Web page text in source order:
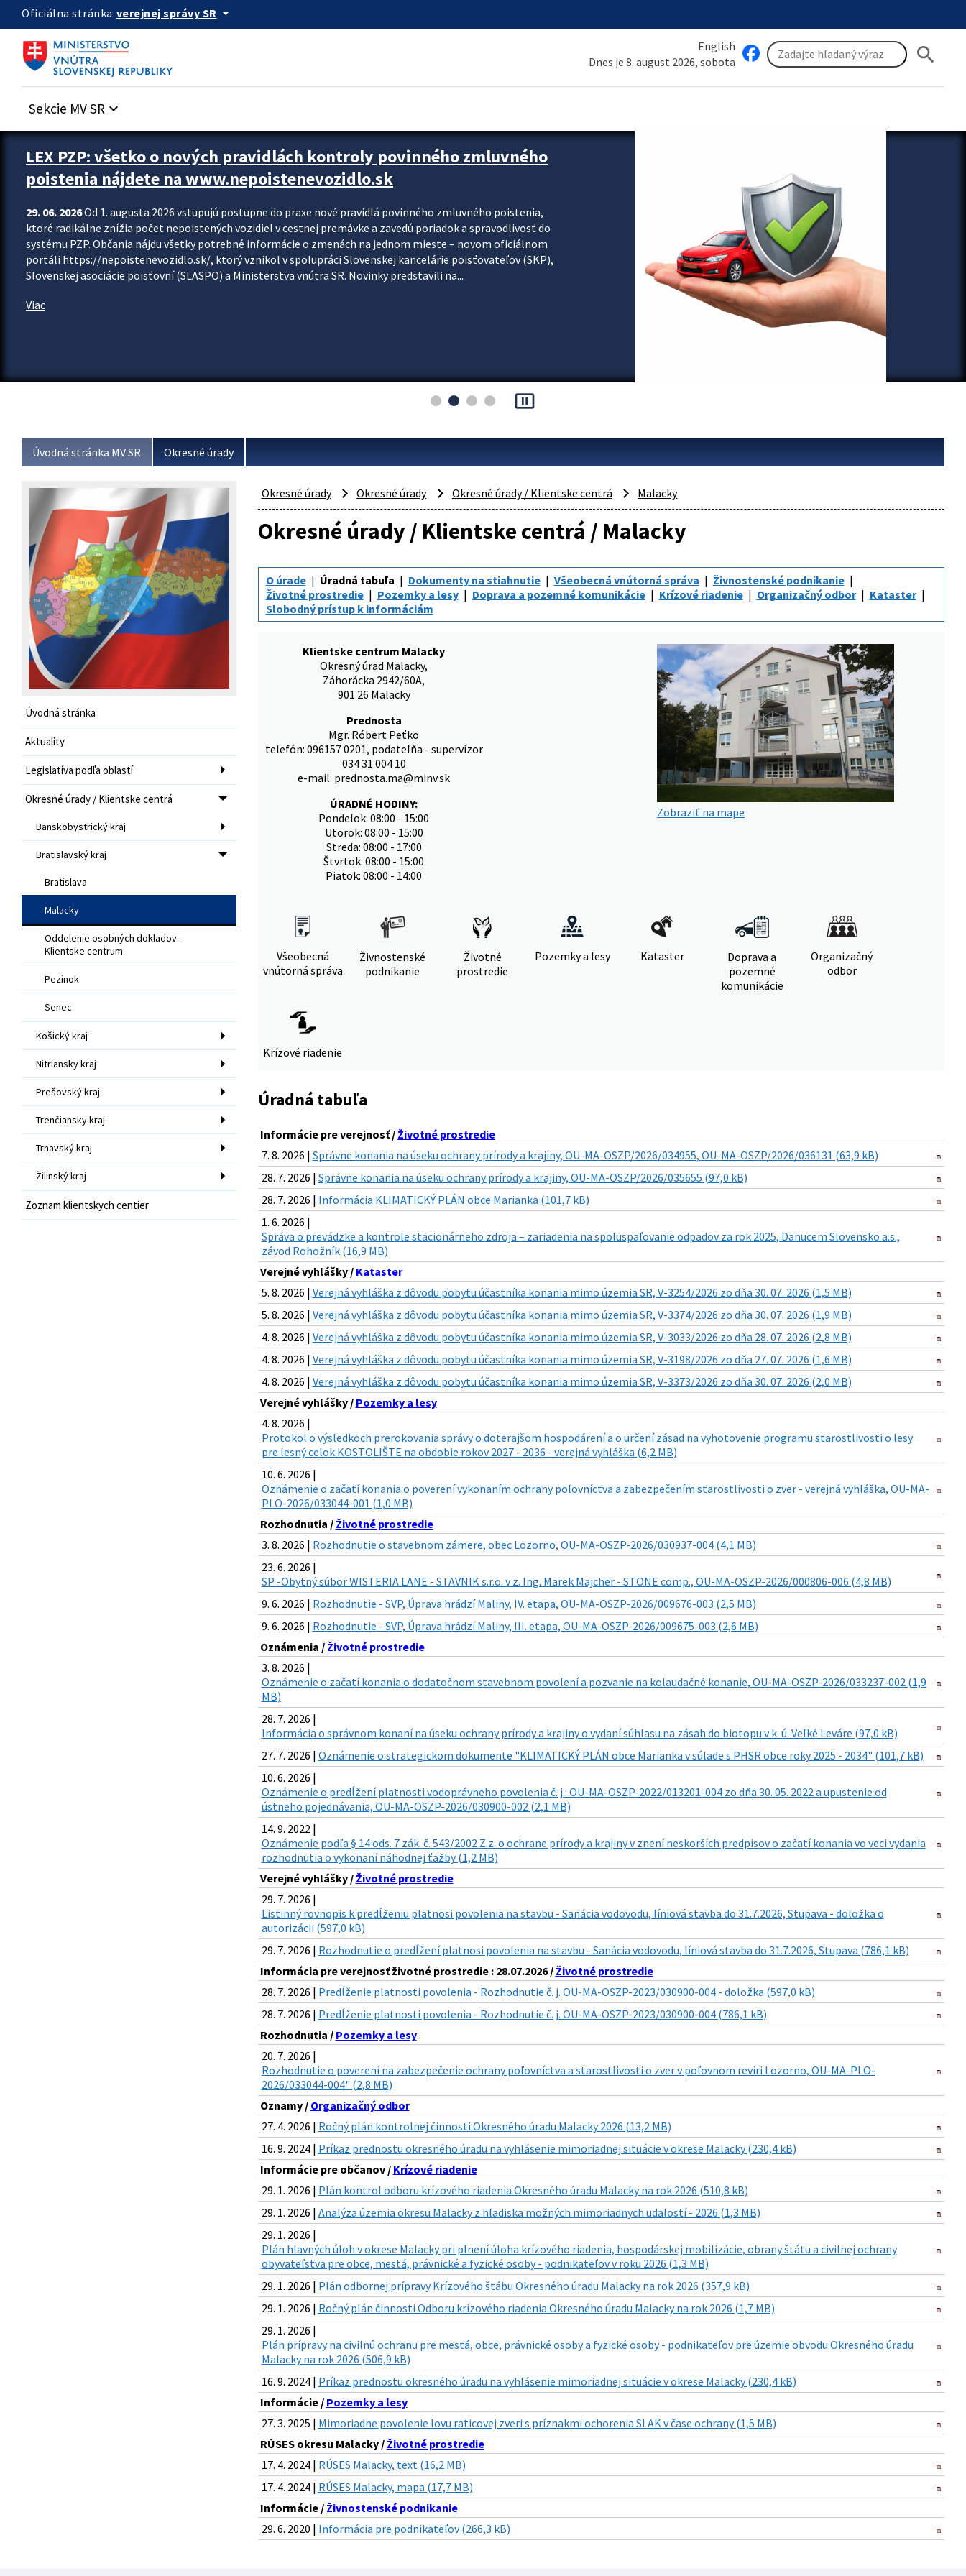
Preskocit na hlavný obsah
Oficiálna stránka verejnej správy SR arrow_drop_down
English
Dnes je 8. august 2026, sobota
search
Sekcie MV SR keyboard_arrow_down
Zastavit automatický posun upútavok
LEX PZP: všetko o nových pravidlách kontroly povinného zmluvného
poistenia nájdete na www.nepoistenevozidlo.sk
29. 06. 2026Od 1. augusta 2026 vstupujú postupne do praxe nové pravidlá povinného zmluvného poistenia,
ktoré radikálne znížia počet nepoistených vozidiel v cestnej premávke a zavedú poriadok a spravodlivosť do
systému PZP. Občania nájdu všetky potrebné informácie o zmenách na jednom mieste – novom oficiálnom
portáli https://nepoistenevozidlo.sk/, ktorý vznikol v spolupráci Slovenskej kancelárie poisťovateľov (SKP),
Slovenskej asociácie poisťovní (SLASPO) a Ministerstva vnútra SR. Novinky predstavili na...
Viac
pause_presentation
Úvodná stránka MV SR Okresné úrady
Úvodná stránka
Aktuality
Legislatíva podľa oblastí
Okresné úrady / Klientske centrá
Banskobystrický kraj
Bratislavský kraj
Bratislava
Malacky
Oddelenie osobných dokladov -
Klientske centrum
Pezinok
Senec
Košický kraj
Nitriansky kraj
Prešovský kraj
Trenčiansky kraj
Trnavský kraj
Žilinský kraj
Zoznam klientskych centier
Okresné úrady Okresné úrady Okresné úrady / Klientske centrá Malacky
Okresné úrady / Klientske centrá / Malacky
O úrade Úradná tabuľa Dokumenty na stiahnutie Všeobecná vnútorná správa
Živnostenské podnikanie
Životné prostredie
Pozemky a lesy Doprava a pozemné komunikácie Krízové riadenie Organizačný odbor
Kataster
Slobodný prístup k informáciám
Klientske centrum Malacky
Okresný úrad Malacky,
Záhorácka 2942/60A,
901 26 Malacky
Prednosta
Mgr. Róbert Peťko
telefón: 096157 0201, podateľňa - supervízor
034 31 004 10
e-mail: prednosta.ma@minv.sk
ÚRADNÉ HODINY:
Pondelok: 08:00 - 15:00
Utorok: 08:00 - 15:00
Streda: 08:00 - 17:00
Štvrtok: 08:00 - 15:00
Piatok: 08:00 - 14:00
Zobraziť na mape
Všeobecná
vnútorná správa
Živnostenské
podnikanie
Životné
prostredie
Pozemky a lesy Kataster
Doprava a
pozemné
komunikácie
Organizačný
odbor
Krízové riadenie
Úradná tabuľa
Informácie pre verejnosť / Životné prostredie
7. 8. 2026 | Správne konania na úseku ochrany prírody a krajiny, OU-MA-OSZP/2026/034955, OU-MA-OSZP/2026/036131 (63,9 kB)
28. 7. 2026 | Správne konania na úseku ochrany prírody a krajiny, OU-MA-OSZP/2026/035655 (97,0 kB)
28. 7. 2026 | Informácia KLIMATICKÝ PLÁN obce Marianka (101,7 kB)
1. 6. 2026 |
Správa o prevádzke a kontrole stacionárneho zdroja – zariadenia na spoluspaľovanie odpadov za rok 2025, Danucem Slovensko a.s.,
závod Rohožník (16,9 MB)
Verejné vyhlášky / Kataster
5. 8. 2026 | Verejná vyhláška z dôvodu pobytu účastníka konania mimo územia SR, V-3254/2026 zo dňa 30. 07. 2026 (1,5 MB)
5. 8. 2026 | Verejná vyhláška z dôvodu pobytu účastníka konania mimo územia SR, V-3374/2026 zo dňa 30. 07. 2026 (1,9 MB)
4. 8. 2026 | Verejná vyhláška z dôvodu pobytu účastníka konania mimo územia SR, V-3033/2026 zo dňa 28. 07. 2026 (2,8 MB)
4. 8. 2026 | Verejná vyhláška z dôvodu pobytu účastníka konania mimo územia SR, V-3198/2026 zo dňa 27. 07. 2026 (1,6 MB)
4. 8. 2026 | Verejná vyhláška z dôvodu pobytu účastníka konania mimo územia SR, V-3373/2026 zo dňa 30. 07. 2026 (2,0 MB)
Verejné vyhlášky / Pozemky a lesy
4. 8. 2026 |
Protokol o výsledkoch prerokovania správy o doterajšom hospodárení a o určení zásad na vyhotovenie programu starostlivosti o lesy
pre lesný celok KOSTOLIŠTE na obdobie rokov 2027 - 2036 - verejná vyhláška (6,2 MB)
10. 6. 2026 |
Oznámenie o začatí konania o poverení vykonaním ochrany poľovníctva a zabezpečením starostlivosti o zver - verejná vyhláška, OU-MA-
PLO-2026/033044-001 (1,0 MB)
Rozhodnutia / Životné prostredie
3. 8. 2026 | Rozhodnutie o stavebnom zámere, obec Lozorno, OU-MA-OSZP-2026/030937-004 (4,1 MB)
23. 6. 2026 |
SP -Obytný súbor WISTERIA LANE - STAVNIK s.r.o. v z. Ing. Marek Majcher - STONE comp., OU-MA-OSZP-2026/000806-006 (4,8 MB)
9. 6. 2026 | Rozhodnutie - SVP, Úprava hrádzí Maliny, IV. etapa, OU-MA-OSZP-2026/009676-003 (2,5 MB)
9. 6. 2026 | Rozhodnutie - SVP, Úprava hrádzí Maliny, III. etapa, OU-MA-OSZP-2026/009675-003 (2,6 MB)
Oznámenia / Životné prostredie
3. 8. 2026 |
Oznámenie o začatí konania o dodatočnom stavebnom povolení a pozvanie na kolaudačné konanie, OU-MA-OSZP-2026/033237-002 (1,9
MB)
28. 7. 2026 |
Informácia o správnom konaní na úseku ochrany prírody a krajiny o vydaní súhlasu na zásah do biotopu v k. ú. Veľké Leváre (97,0 kB)
27. 7. 2026 | Oznámenie o strategickom dokumente "KLIMATICKÝ PLÁN obce Marianka v súlade s PHSR obce roky 2025 - 2034" (101,7 kB)
10. 6. 2026 |
Oznámenie o predĺžení platnosti vodoprávneho povolenia č. j.: OU-MA-OSZP-2022/013201-004 zo dňa 30. 05. 2022 a upustenie od
ústneho pojednávania, OU-MA-OSZP-2026/030900-002 (2,1 MB)
14. 9. 2022 |
Oznámenie podľa § 14 ods. 7 zák. č. 543/2002 Z.z. o ochrane prírody a krajiny v znení neskorších predpisov o začatí konania vo veci vydania
rozhodnutia o vykonaní náhodnej ťažby (1,2 MB)
Verejné vyhlášky / Životné prostredie
29. 7. 2026 |
Listinný rovnopis k predĺženiu platnosi povolenia na stavbu - Sanácia vodovodu, líniová stavba do 31.7.2026, Stupava - doložka o
autorizácii (597,0 kB)
29. 7. 2026 | Rozhodnutie o predĺžení platnosi povolenia na stavbu - Sanácia vodovodu, líniová stavba do 31.7.2026, Stupava (786,1 kB)
Informácia pre verejnosť životné prostredie : 28.07.2026 / Životné prostredie
28. 7. 2026 | Predĺženie platnosti povolenia - Rozhodnutie č. j. OU-MA-OSZP-2023/030900-004 - doložka (597,0 kB)
28. 7. 2026 | Predĺženie platnosti povolenia - Rozhodnutie č. j. OU-MA-OSZP-2023/030900-004 (786,1 kB)
Rozhodnutia / Pozemky a lesy
20. 7. 2026 |
Rozhodnutie o poverení na zabezpečenie ochrany poľovníctva a starostlivosti o zver v poľovnom revíri Lozorno, OU-MA-PLO-
2026/033044-004" (2,8 MB)
Oznamy / Organizačný odbor
27. 4. 2026 | Ročný plán kontrolnej činnosti Okresného úradu Malacky 2026 (13,2 MB)
16. 9. 2024 | Príkaz prednostu okresného úradu na vyhlásenie mimoriadnej situácie v okrese Malacky (230,4 kB)
Informácie pre občanov / Krízové riadenie
29. 1. 2026 | Plán kontrol odboru krízového riadenia Okresného úradu Malacky na rok 2026 (510,8 kB)
29. 1. 2026 | Analýza územia okresu Malacky z hľadiska možných mimoriadnych udalostí - 2026 (1,3 MB)
29. 1. 2026 |
Plán hlavných úloh v okrese Malacky pri plnení úloha krízového riadenia, hospodárskej mobilizácie, obrany štátu a civilnej ochrany
obyvateľstva pre obce, mestá, právnické a fyzické osoby - podnikateľov v roku 2026 (1,3 MB)
29. 1. 2026 | Plán odbornej prípravy Krízového štábu Okresného úradu Malacky na rok 2026 (357,9 kB)
29. 1. 2026 | Ročný plán činnosti Odboru krízového riadenia Okresného úradu Malacky na rok 2026 (1,7 MB)
29. 1. 2026 |
Plán prípravy na civilnú ochranu pre mestá, obce, právnické osoby a fyzické osoby - podnikateľov pre územie obvodu Okresného úradu
Malacky na rok 2026 (506,9 kB)
16. 9. 2024 | Príkaz prednostu okresného úradu na vyhlásenie mimoriadnej situácie v okrese Malacky (230,4 kB)
Informácie / Pozemky a lesy
27. 3. 2025 | Mimoriadne povolenie lovu raticovej zveri s príznakmi ochorenia SLAK v čase ochrany (1,5 MB)
RÚSES okresu Malacky / Životné prostredie
17. 4. 2024 | RÚSES Malacky, text (16,2 MB)
17. 4. 2024 | RÚSES Malacky, mapa (17,7 MB)
Informácie / Živnostenské podnikanie
29. 6. 2020 | Informácia pre podnikateľov (266,3 kB)